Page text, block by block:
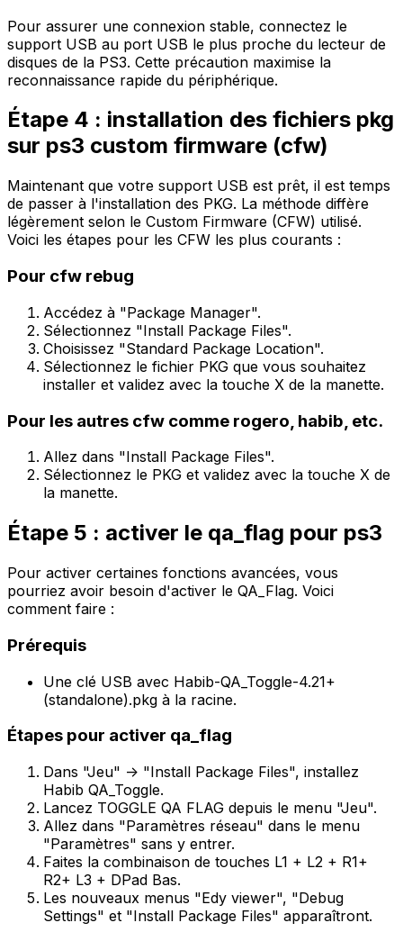
Pour assurer une connexion stable, connectez le
support USB au port USB le plus proche du lecteur de
disques de la PS3. Cette précaution maximise la
reconnaissance rapide du périphérique.
Étape 4 : installation des fichiers pkg
sur ps3 custom firmware (cfw)
Maintenant que votre support USB est prêt, il est temps
de passer à l'installation des PKG. La méthode diffère
légèrement selon le Custom Firmware (CFW) utilisé.
Voici les étapes pour les CFW les plus courants :
Pour cfw rebug
Accédez à "Package Manager".
Sélectionnez "Install Package Files".
Choisissez "Standard Package Location".
Sélectionnez le fichier PKG que vous souhaitez
installer et validez avec la touche X de la manette.
Pour les autres cfw comme rogero, habib, etc.
Allez dans "Install Package Files".
Sélectionnez le PKG et validez avec la touche X de
la manette.
Étape 5 : activer le qa_flag pour ps3
Pour activer certaines fonctions avancées, vous
pourriez avoir besoin d'activer le QA_Flag. Voici
comment faire :
Prérequis
Une clé USB avec Habib-QA_Toggle-4.21+
(standalone).pkg à la racine.
Étapes pour activer qa_flag
Dans "Jeu" -> "Install Package Files", installez
Habib QA_Toggle.
Lancez TOGGLE QA FLAG depuis le menu "Jeu".
Allez dans "Paramètres réseau" dans le menu
"Paramètres" sans y entrer.
Faites la combinaison de touches L1 + L2 + R1+
R2+ L3 + DPad Bas.
Les nouveaux menus "Edy viewer", "Debug
Settings" et "Install Package Files" apparaîtront.